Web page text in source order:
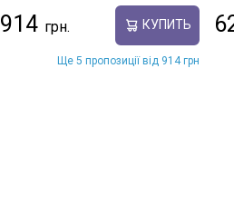
914 КУПИТЬ
Ще 5 пропозиції від 914 грн